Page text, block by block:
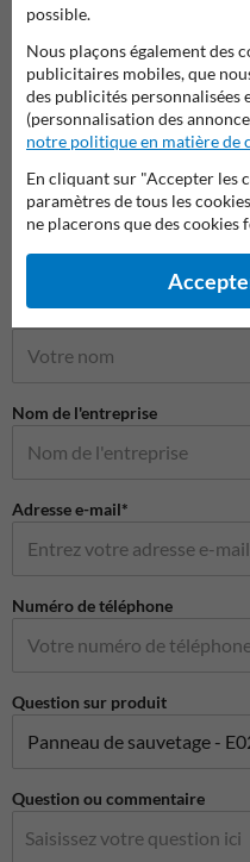
Poser votre question à
Nom de l'entreprise
Adresse e-mail*
Numéro de téléphone
Question sur produit
Question ou commentaire
possible.
Nous plaçons également des
publicitaires mobiles, que
des publicités personnalisées
(personnalisation des
notre politique en matière de
En cliquant sur "Accepter les
paramètres de tous les
ne placerons que des